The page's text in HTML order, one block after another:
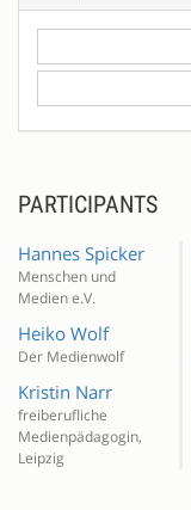
PARTICIPANTS
Hannes Spicker
Menschen und
Medien e.V.
Heiko Wolf
Der Medienwolf
Kristin Narr
freiberufliche
Medienpädagogin,
Leipzig